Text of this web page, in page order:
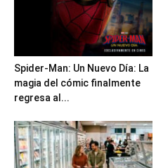
Spider-Man: Un Nuevo Día: La
magia del cómic finalmente
regresa al...